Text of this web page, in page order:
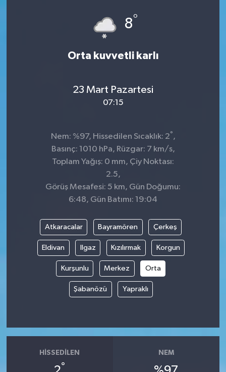
8°
Orta kuvvetli karlı
23 Mart Pazartesi
07:15
Nem: %97, Hissedilen Sıcaklık: 2° ,
Basınç: 1010 hPa, Rüzgar: 7 km/s,
Toplam Yağış: 0 mm, Çiy Noktası:
2.5,
Görüş Mesafesi: 5 km, Gün Doğumu:
6:48, Gün Batımı: 19:04
Atkaracalar Bayramören Çerkeş
Eldivan Ilgaz Kızılırmak Korgun
Kurşunlu Merkez Orta
Şabanözü Yapraklı
HISSEDILEN
°
NEM